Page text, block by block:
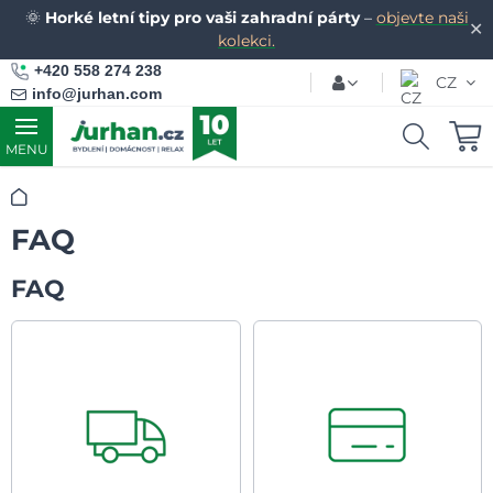
✕
🌞 Horké letní tipy pro vaši zahradní párty– objevte naši
kolekci.
+420 558 274 238
info@jurhan.com
CZ
MENU
Úvod
FAQ
FAQ